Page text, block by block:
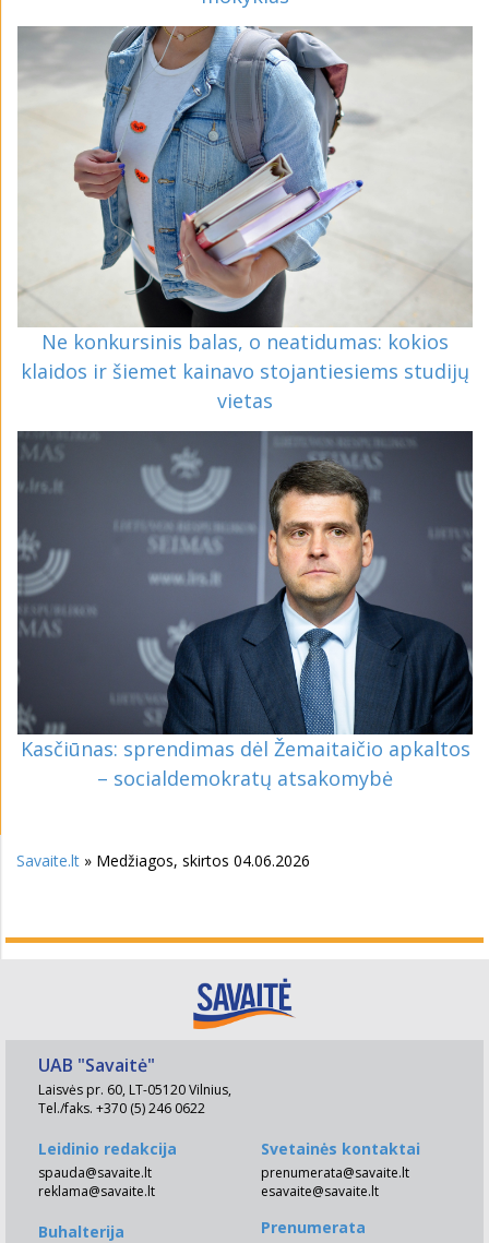
Ne konkursinis balas, o neatidumas: kokios
klaidos ir šiemet kainavo stojantiesiems studijų
vietas
Kasčiūnas: sprendimas dėl Žemaitaičio apkaltos
– socialdemokratų atsakomybė
Savaite.lt » Medžiagos, skirtos 04.06.2026
UAB "Savaitė"
Laisvės pr. 60, LT-05120 Vilnius,
Tel./faks. +370 (5) 246 0622
Leidinio redakcija
spauda@savaite.lt
reklama@savaite.lt
Svetainės kontaktai
prenumerata@savaite.lt
esavaite@savaite.lt
Buhalterija
Prenumerata